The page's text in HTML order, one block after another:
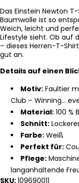
Das Einstein Newton
Baumwolle ist so
Weich, leicht und
Lifestyle sieht. Ob auf
– dieses Herren-T-
gut an.
Details auf einen
Motiv: Faultier
Club – Winning…
Material: 100 %
Schnitt:
Farbe: Weiß
Perfekt für:
Pflege:
langanhaltende
SKU:109690011